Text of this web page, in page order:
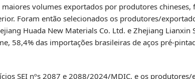
volumes exportados por produtores chineses,
Foram então selecionados os produtores/
Huada New Materials Co. Ltd. e Zhejiang Lianxin
58,4% das importações brasileiras de aços pré-
SEI nºs 2087 e 2088/2024/MDIC, e os